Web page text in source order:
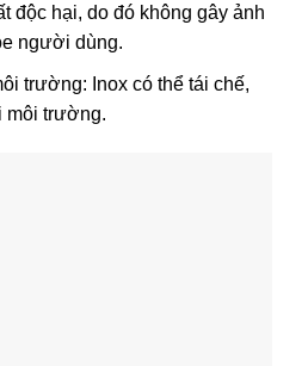
độc hại, do đó không gây ảnh
người dùng.
trường: Inox có thể tái chế,
môi trường.